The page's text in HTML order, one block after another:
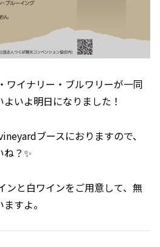
ワイナリー・ブルワリーが一同
いよ明日になりました！
ブースにおりますので、
？✨
ンと白ワインをご用意して、無
すよ。